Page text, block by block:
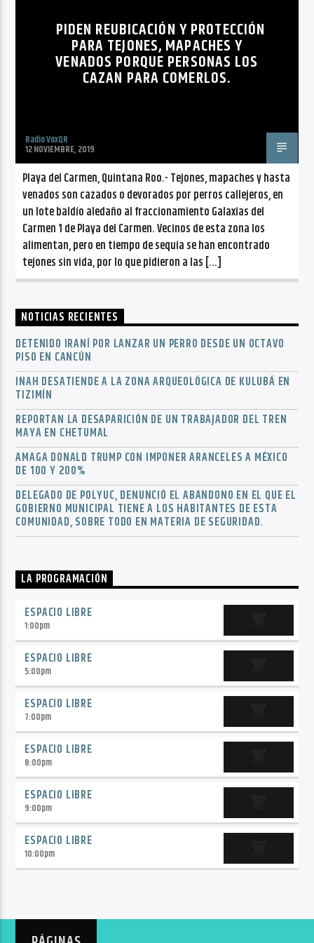
NO TITLES AVAILABLE
Radio VoxQR
PIDEN REUBICACIÓN Y PROTECCIÓN
PARA TEJONES, MAPACHES Y
VENADOS PORQUE PERSONAS LOS
CAZAN PARA COMERLOS.
Radio VoxQR
12 NOVIEMBRE, 2019
Playa del Carmen, Quintana Roo.- Tejones, mapaches y hasta
venados son cazados o devorados por perros callejeros, en
un lote baldío aledaño al fraccionamiento Galaxias del
Carmen 1 de Playa del Carmen. Vecinos de esta zona los
alimentan, pero en tiempo de sequía se han encontrado
tejones sin vida, por lo que pidieron a las […]
NOTICIAS RECIENTES
DETENIDO IRANÍ POR LANZAR UN PERRO DESDE UN OCTAVO
PISO EN CANCÚN
INAH DESATIENDE A LA ZONA ARQUEOLÓGICA DE KULUBÁ EN
TIZIMÍN
REPORTAN LA DESAPARICIÓN DE UN TRABAJADOR DEL TREN
MAYA EN CHETUMAL
AMAGA DONALD TRUMP CON IMPONER ARANCELES A MÉXICO
DE 100 Y 200%
DELEGADO DE POLYUC, DENUNCIÓ EL ABANDONO EN EL QUE EL
GOBIERNO MUNICIPAL TIENE A LOS HABITANTES DE ESTA
COMUNIDAD, SOBRE TODO EN MATERIA DE SEGURIDAD.
LA PROGRAMACIÓN
ESPACIO LIBRE
1:00pm
ESPACIO LIBRE
5:00pm
ESPACIO LIBRE
7:00pm
ESPACIO LIBRE
8:00pm
ESPACIO LIBRE
9:00pm
ESPACIO LIBRE
10:00pm